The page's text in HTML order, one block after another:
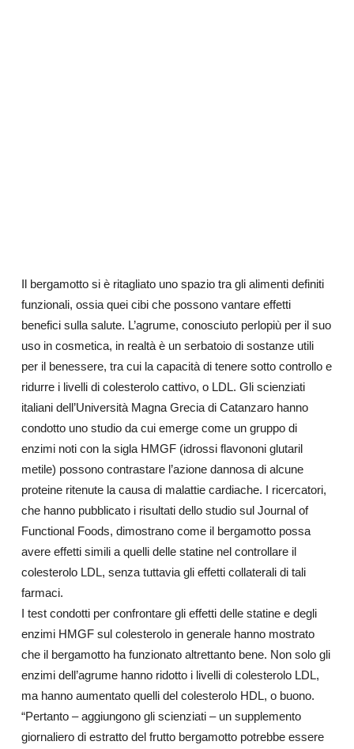
Il bergamotto si è ritagliato uno spazio tra gli alimenti definiti
funzionali, ossia quei cibi che possono vantare effetti
benefici sulla salute. L’agrume, conosciuto perlopiù per il suo
uso in cosmetica, in realtà è un serbatoio di sostanze utili
per il benessere, tra cui la capacità di tenere sotto controllo e
ridurre i livelli di colesterolo cattivo, o LDL. Gli scienziati
italiani dell’Università Magna Grecia di Catanzaro hanno
condotto uno studio da cui emerge come un gruppo di
enzimi noti con la sigla HMGF (idrossi flavononi glutaril
metile) possono contrastare l’azione dannosa di alcune
proteine ritenute la causa di malattie cardiache. I ricercatori,
che hanno pubblicato i risultati dello studio sul Journal of
Functional Foods, dimostrano come il bergamotto possa
avere effetti simili a quelli delle statine nel controllare il
colesterolo LDL, senza tuttavia gli effetti collaterali di tali
farmaci.
I test condotti per confrontare gli effetti delle statine e degli
enzimi HMGF sul colesterolo in generale hanno mostrato
che il bergamotto ha funzionato altrettanto bene. Non solo gli
enzimi dell’agrume hanno ridotto i livelli di colesterolo LDL,
ma hanno aumentato quelli del colesterolo HDL, o buono.
“Pertanto – aggiungono gli scienziati – un supplemento
giornaliero di estratto del frutto bergamotto potrebbe essere